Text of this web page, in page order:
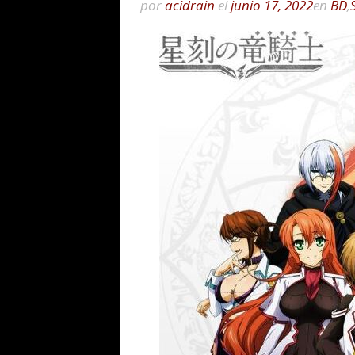
poracidrain eljunio 17, 2022en BD,